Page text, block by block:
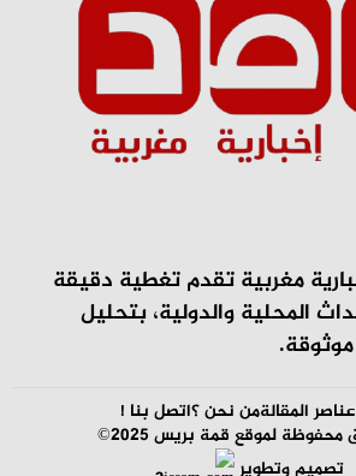
إخبارية مغربية تقدم تغطية دقيقة
المحلية والدولية، بتحليل
عناصر المقالةمن نحن ؟اتصل بنا !
لموقع قمة بريس 2025©
تصميم وتطوير